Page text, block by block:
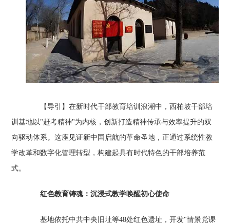
【导引】在新时代干部教育培训浪潮中，西柏坡干部培
训基地以"赶考精神"为内核，创新打造精神传承与效率提升的双
向驱动体系。这座见证新中国启航的革命圣地，正通过系统性教
学改革和数字化管理转型，构建起具有时代特色的干部培养范
式。
红色教育铸魂：沉浸式教学唤醒初心使命‌
基地依托中共中央旧址等48处红色遗址，开发"情景党课